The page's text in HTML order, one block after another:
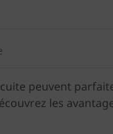
cuite peuvent
les